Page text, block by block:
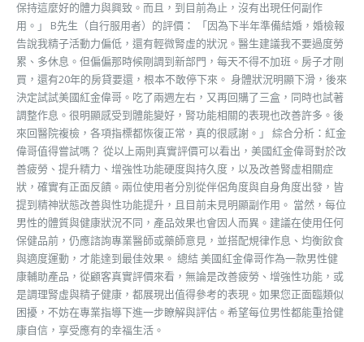
保持這麼好的體力與興致。而且，到目前為止，沒有出現任何副作
用。」 B先生（自行服用者）的評價： 「因為下半年準備結婚，婚檢報
告說我精子活動力偏低，還有輕微腎虛的狀況。醫生建議我不要過度勞
累、多休息。但偏偏那時候剛調到新部門，每天不得不加班。房子才剛
買，還有20年的房貸要還，根本不敢停下來。 身體狀況明顯下滑，後來
決定試試美國紅金偉哥。吃了兩週左右，又再回購了三盒，同時也試著
調整作息。很明顯感受到體能變好，腎功能相關的表現也改善許多。後
來回醫院複檢，各項指標都恢復正常，真的很感謝。」 綜合分析：紅金
偉哥值得嘗試嗎？ 從以上兩則真實評價可以看出，美國紅金偉哥對於改
善疲勞、提升精力、增強性功能硬度與持久度，以及改善腎虛相關症
狀，確實有正面反饋。兩位使用者分別從伴侶角度與自身角度出發，皆
提到精神狀態改善與性功能提升，且目前未見明顯副作用。 當然，每位
男性的體質與健康狀況不同，產品效果也會因人而異。建議在使用任何
保健品前，仍應諮詢專業醫師或藥師意見，並搭配規律作息、均衡飲食
與適度運動，才能達到最佳效果。 總結 美國紅金偉哥作為一款男性健
康輔助產品，從顧客真實評價來看，無論是改善疲勞、增強性功能，或
是調理腎虛與精子健康，都展現出值得參考的表現。如果您正面臨類似
困擾，不妨在專業指導下進一步瞭解與評估。希望每位男性都能重拾健
康自信，享受應有的幸福生活。